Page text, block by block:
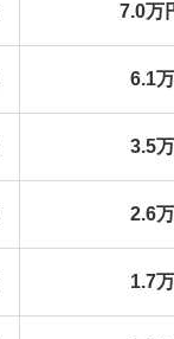
7.0万
6.1
3.5
2.6
1.7